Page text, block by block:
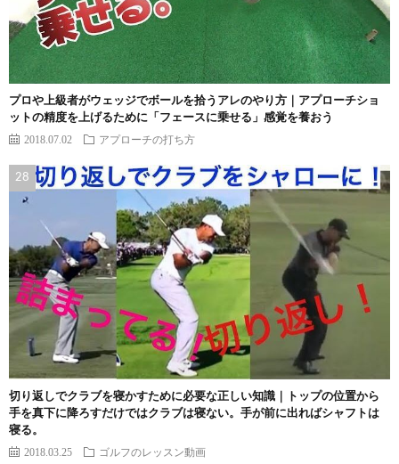
プロや上級者がウェッジでボールを拾うアレのやり方｜アプローチショ
ットの精度を上げるために「フェースに乗せる」感覚を養おう
2018.07.02 アプローチの打ち方
切り返しでクラブを寝かすために必要な正しい知識｜トップの位置から
手を真下に降ろすだけではクラブは寝ない。手が前に出ればシャフトは
寝る。
2018.03.25 ゴルフのレッスン動画